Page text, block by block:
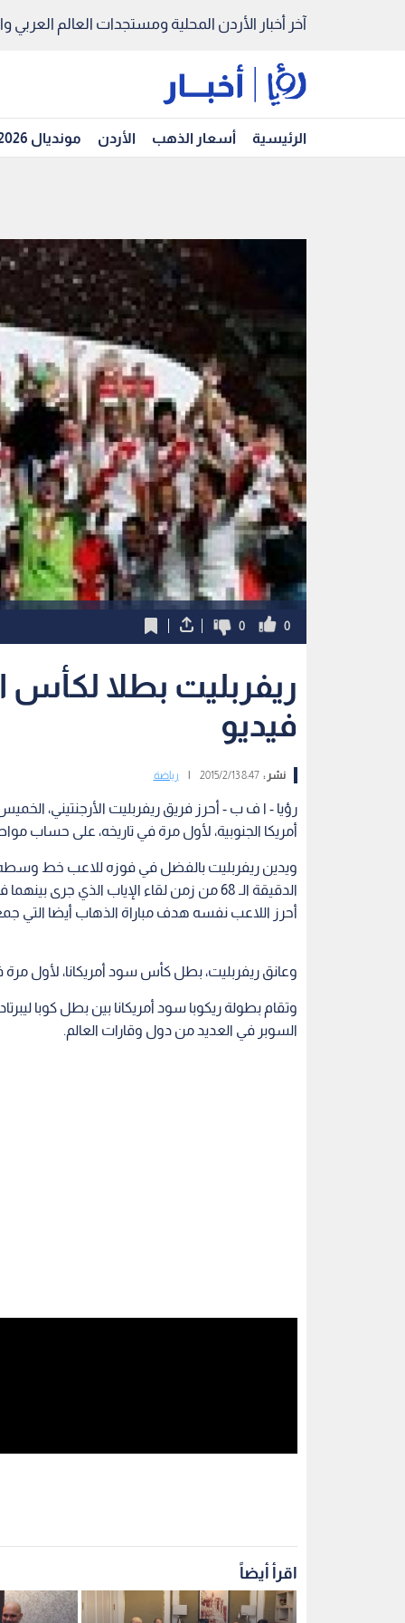
آخر أخبار الأردن المحلية ومستجدات العالم العربي
الرئيسية أسعار الذهب الأردن مونديال 2026
0
0
ريفربليت بطلا لكأس
فيديو
نشر :8:47 2015/2/13 رياضة
رؤيا - ا ف ب - أحرز فريق ريفربليت الأرجنتيني،
أمريكا الجنوبية، لأول مرة في تاريخه، على حساب
ويدين ريفربليت بالفضل في فوزه للاعب خط وسطه
الدقيقة الـ 68 من زمن لقاء الإياب الذي
أحرز اللاعب نفسه هدف مباراة الذهاب أيضا التي
وعانق ريفربليت، بطل كأس سود أمريكانا، لأول مرة
وتقام بطولة ريكوبا سود أمريكانا بين بطل كوبا
السوبر في العديد من دول وقارات العالم.
اقرأ أيضاً